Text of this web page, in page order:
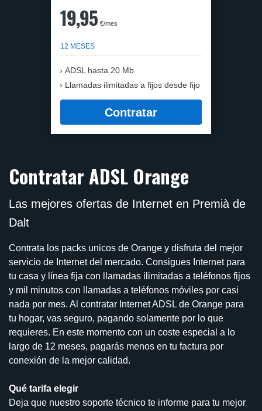
19,95 €/mes
12 MESES
ADSL hasta 20 Mb
Llamadas ilimitadas a fijos desde fijo
Contratar
Contratar ADSL Orange
Las mejores ofertas de Internet en Premià de
Dalt
Contrata los packs unicos de Orange y disfruta del mejor
servicio de Internet del mercado. Consigues Internet para
tu casa y línea fija con llamadas ilimitadas a teléfonos fijos
y mil minutos con llamadas a teléfonos móviles por casi
nada por mes. Al contratar Internet ADSL de Orange para
tu hogar, vas seguro, pagando solamente por lo que
requieres. En este momento con un coste especial a lo
largo de 12 meses, pagarás menos en tu factura por
conexión de la mejor calidad.
Qué tarifa elegir
Deja que nuestro soporte técnico te informe para tu mejor